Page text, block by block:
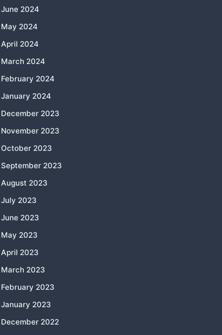
June 2024
May 2024
April 2024
March 2024
February 2024
January 2024
December 2023
November 2023
October 2023
September 2023
August 2023
July 2023
June 2023
May 2023
April 2023
March 2023
February 2023
January 2023
December 2022